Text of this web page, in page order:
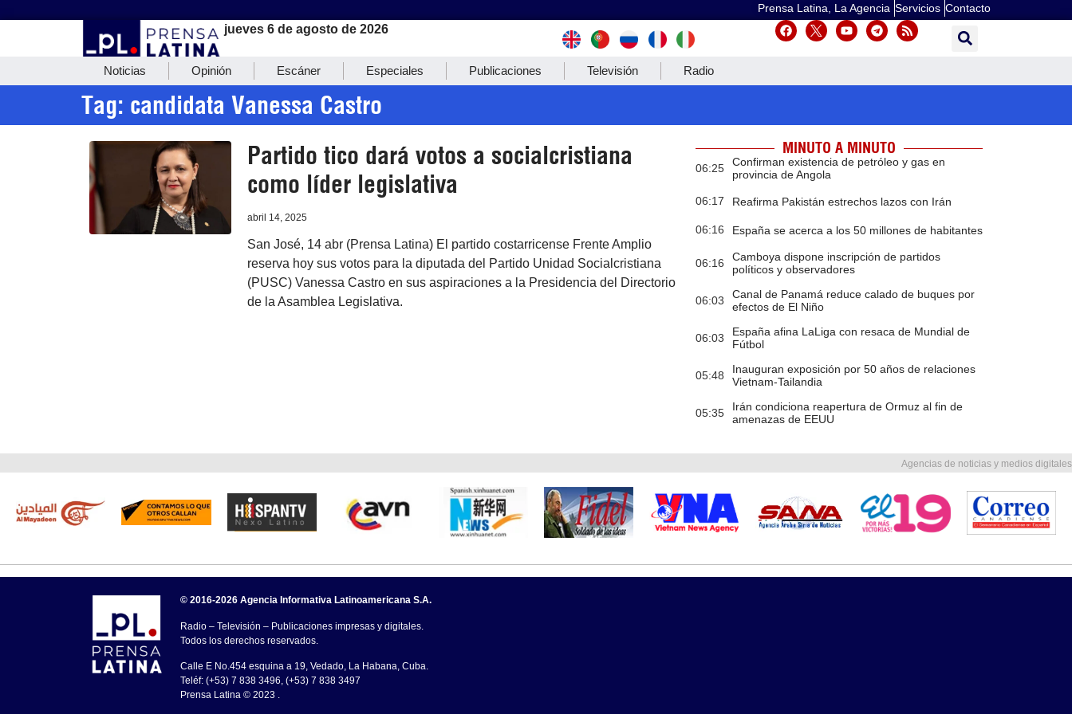
Prensa Latina, La Agencia Servicios Contacto
jueves 6 de agosto de 2026
Noticias Opinión Escáner Especiales Publicaciones Televisión Radio
Tag: candidata Vanessa Castro
Partido tico dará votos a socialcristiana
como líder legislativa
abril 14, 2025
San José, 14 abr (Prensa Latina) El partido costarricense Frente Amplio
reserva hoy sus votos para la diputada del Partido Unidad Socialcristiana
(PUSC) Vanessa Castro en sus aspiraciones a la Presidencia del Directorio
de la Asamblea Legislativa.
MINUTO A MINUTO
06:25
Confirman existencia de petróleo y gas en
provincia de Angola
06:17 Reafirma Pakistán estrechos lazos con Irán
06:16 España se acerca a los 50 millones de habitantes
06:16
Camboya dispone inscripción de partidos
políticos y observadores
06:03
Canal de Panamá reduce calado de buques por
efectos de El Niño
06:03
España afina LaLiga con resaca de Mundial de
Fútbol
05:48
Inauguran exposición por 50 años de relaciones
Vietnam-Tailandia
05:35
Irán condiciona reapertura de Ormuz al fin de
amenazas de EEUU
Agencias de noticias y medios digitales
© 2016-2026 Agencia Informativa Latinoamericana S.A.
Radio – Televisión – Publicaciones impresas y digitales.
Todos los derechos reservados.
Calle E No.454 esquina a 19, Vedado, La Habana, Cuba.
Teléf: (+53) 7 838 3496, (+53) 7 838 3497
Prensa Latina © 2023 .